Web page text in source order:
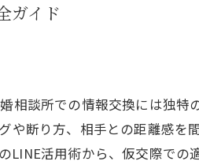
ガイド
相談所での情報交換には独特
断り方、相手との距離感を
活用術から、仮交際での